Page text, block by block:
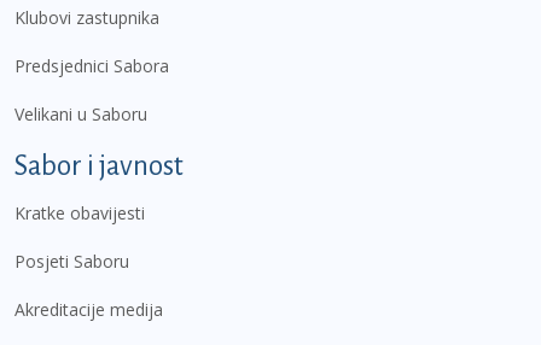
Klubovi zastupnika
Predsjednici Sabora
Velikani u Saboru
Sabor i javnost
Kratke obavijesti
Posjeti Saboru
Akreditacije medija